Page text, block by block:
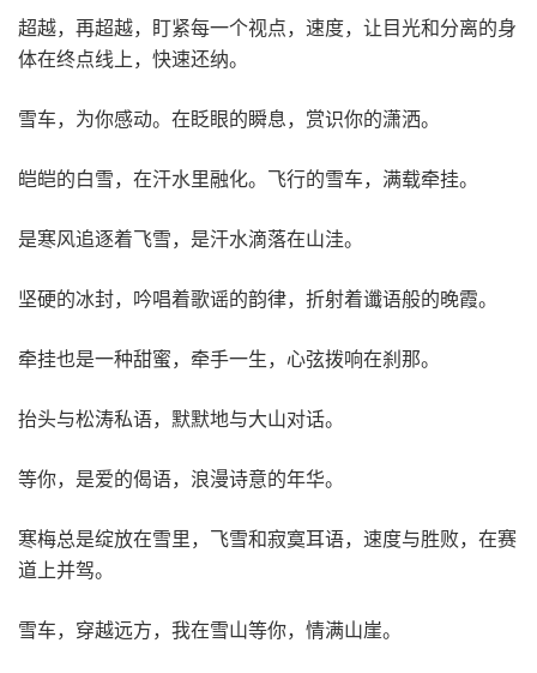
超越，再超越，盯紧每一个视点，速度，让目光和分离的身
体在终点线上，快速还纳。
雪车，为你感动。在眨眼的瞬息，赏识你的潇洒。
皑皑的白雪，在汗水里融化。飞行的雪车，满载牵挂。
是寒风追逐着飞雪，是汗水滴落在山洼。
坚硬的冰封，吟唱着歌谣的韵律，折射着谶语般的晚霞。
牵挂也是一种甜蜜，牵手一生，心弦拨响在刹那。
抬头与松涛私语，默默地与大山对话。
等你，是爱的偈语，浪漫诗意的年华。
寒梅总是绽放在雪里，飞雪和寂寞耳语，速度与胜败，在赛
道上并驾。
雪车，穿越远方，我在雪山等你，情满山崖。